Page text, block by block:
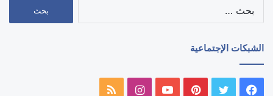
الشبكات الإجتماعية
فيسبوك تويتر بينتيريستيوتيوبانستقرامملخص